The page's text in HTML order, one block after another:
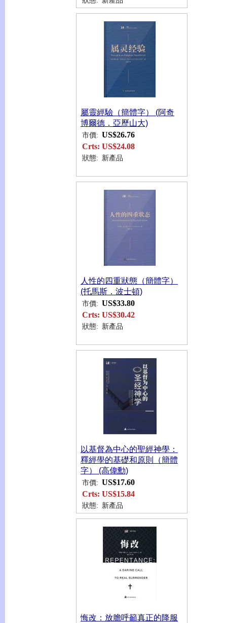
屬靈經驗（簡體字） (阿奇
博爾德．亞歷山大)
市價: US$26.76
Crts: US$24.08
狀態: 新產品
人性的四重狀態（簡體字）
(托馬斯．波士頓)
市價: US$33.80
Crts: US$30.42
狀態: 新產品
以基督為中心的聖經神學：
釋經學的基礎和原則（簡體
字） (高偉勳)
市價: US$17.60
Crts: US$15.84
狀態: 新產品
悔改：放膽呼籲真正的降服